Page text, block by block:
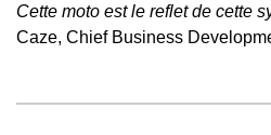
Cette moto est le reflet de cette
Caze, Chief Business